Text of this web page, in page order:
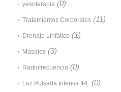
yesoterapia (0)
Tratamientos Corporales (11)
Drenaje Linfático (1)
Masajes (3)
Radiofrecuencia (0)
Luz Pulsada Intensa IPL (0)